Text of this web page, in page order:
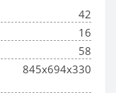
42
16
58
845x694x330